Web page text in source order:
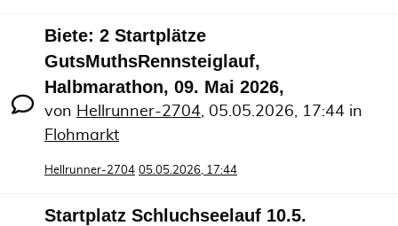
Biete: 2 Startplätze
GutsMuthsRennsteiglauf,
Halbmarathon, 09. Mai 2026,
von Hellrunner-2704, 05.05.2026, 17:44 in
Flohmarkt
Hellrunner-2704 05.05.2026, 17:44
Startplatz Schluchseelauf 10.5.